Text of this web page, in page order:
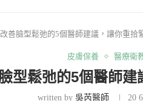
善臉型鬆弛的5個醫師建議，讓你重拾
皮膚保養 醫療衛
型鬆弛的5個醫師建
written by 吳芮醫師 20